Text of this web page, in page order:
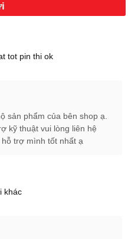
Huy Mobile:
hành 12 tháng Samsung.
chính thức có hàng tại Đức
giá phiên bản A17 4G
tot pin thi ok
sản phẩm của bên shop ạ.
kỹ thuật vui lòng liên hệ
trợ mình tốt nhất ạ
khác